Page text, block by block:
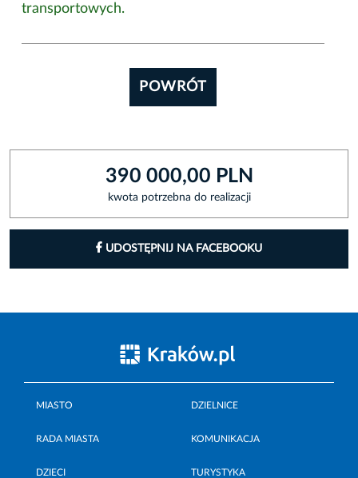
transportowych.
POWRÓT
390 000,00 PLN
kwota potrzebna do realizacji
UDOSTĘPNIJ NA FACEBOOKU
MIASTO DZIELNICE
RADA MIASTA KOMUNIKACJA
DZIECI TURYSTYKA